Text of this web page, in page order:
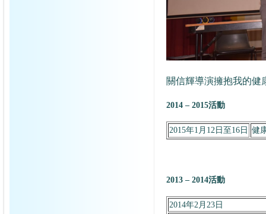
關信輝導演擁抱我的健
2014 – 2015活動
2015年1月12日 至16日 健
2013 – 2014活動
2014年2月23